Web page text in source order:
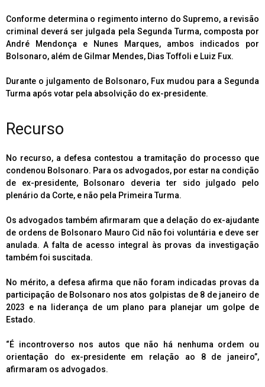
Conforme determina o regimento interno do Supremo, a revisão
criminal deverá ser julgada pela Segunda Turma, composta por
André Mendonça e Nunes Marques, ambos indicados por
Bolsonaro, além de Gilmar Mendes, Dias Toffoli e Luiz Fux.
Durante o julgamento de Bolsonaro, Fux mudou para a Segunda
Turma após votar pela absolvição do ex-presidente.
Recurso
No recurso, a defesa contestou a tramitação do processo que
condenou Bolsonaro. Para os advogados, por estar na condição
de ex-presidente, Bolsonaro deveria ter sido julgado pelo
plenário da Corte, e não pela Primeira Turma.
Os advogados também afirmaram que a delação do ex-ajudante
de ordens de Bolsonaro Mauro Cid não foi voluntária e deve ser
anulada. A falta de acesso integral às provas da investigação
também foi suscitada.
No mérito, a defesa afirma que não foram indicadas provas da
participação de Bolsonaro nos atos golpistas de 8 de janeiro de
2023 e na liderança de um plano para planejar um golpe de
Estado.
“É incontroverso nos autos que não há nenhuma ordem ou
orientação do ex-presidente em relação ao 8 de janeiro”,
afirmaram os advogados.